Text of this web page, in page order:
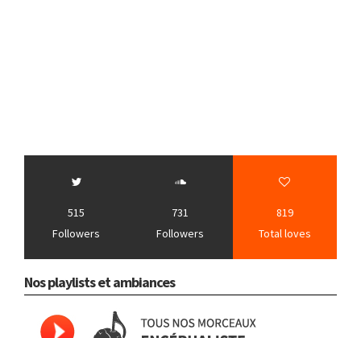
515
Followers
731
Followers
819
Total loves
Nos playlists et ambiances